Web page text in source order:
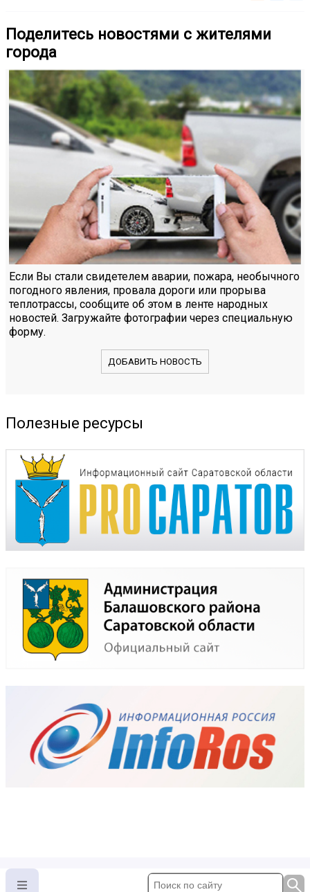
Поделитесь новостями с жителями
города
Если Вы стали свидетелем аварии, пожара, необычного
погодного явления, провала дороги или прорыва
теплотрассы, сообщите об этом в ленте народных
новостей. Загружайте фотографии через специальную
форму.
ДОБАВИТЬ НОВОСТЬ
Полезные ресурсы